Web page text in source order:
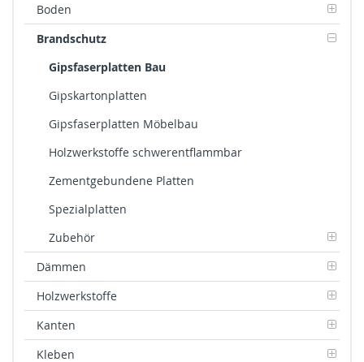
Boden
Brandschutz
Gipsfaserplatten Bau
Gipskartonplatten
Gipsfaserplatten Möbelbau
Holzwerkstoffe schwerentflammbar
Zementgebundene Platten
Spezialplatten
Zubehör
Dämmen
Holzwerkstoffe
Kanten
Kleben